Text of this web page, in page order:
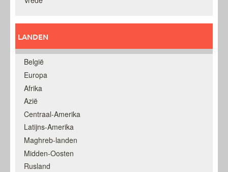
LANDEN
België
Europa
Afrika
Azië
Centraal-Amerika
Latijns-Amerika
Maghreb-landen
Midden-Oosten
Rusland